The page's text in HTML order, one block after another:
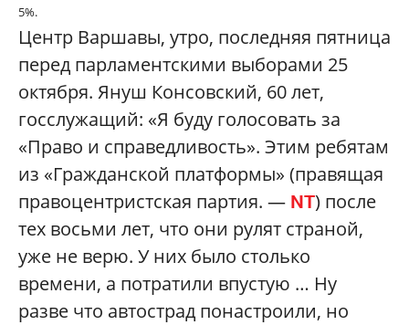
5%.
Центр Варшавы, утро, последняя пятница
перед парламентскими выборами 25
октября. Януш Консовский, 60 лет,
госслужащий: «Я буду голосовать за
«Право и справедливость». Этим ребятам
из «Гражданской платформы» (правящая
правоцентристская партия. — NT) после
тех восьми лет, что они рулят страной,
уже не верю. У них было столько
времени, а потратили впустую … Ну
разве что автострад понастроили, но